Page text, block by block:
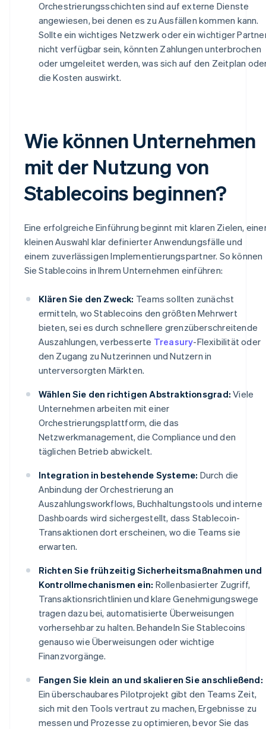
Orchestrierungsschichten sind auf externe Dienste
angewiesen, bei denen es zu Ausfällen kommen kann.
Sollte ein wichtiges Netzwerk oder ein wichtiger
nicht verfügbar sein, könnten Zahlungen unterbrochen
oder umgeleitet werden, was sich auf den Zeitplan
die Kosten auswirkt.
Wie können Unternehmen
mit der Nutzung von
Stablecoins beginnen?
Eine erfolgreiche Einführung beginnt mit klaren Zielen,
kleinen Auswahl klar definierter Anwendungsfälle und
einem zuverlässigen Implementierungspartner. So können
Sie Stablecoins in Ihrem Unternehmen einführen:
Klären Sie den Zweck: Teams sollten zunächst
ermitteln, wo Stablecoins den größten Mehrwert
bieten, sei es durch schnellere grenzüberschreitende
Auszahlungen, verbesserte Treasury-Flexibilität oder
den Zugang zu Nutzerinnen und Nutzern in
unterversorgten Märkten.
Wählen Sie den richtigen Abstraktionsgrad: Viele
Unternehmen arbeiten mit einer
Orchestrierungsplattform, die das
Netzwerkmanagement, die Compliance und den
täglichen Betrieb abwickelt.
Integration in bestehende Systeme: Durch die
Anbindung der Orchestrierung an
Auszahlungsworkflows, Buchhaltungstools und interne
Dashboards wird sichergestellt, dass Stablecoin-
Transaktionen dort erscheinen, wo die Teams sie
erwarten.
Richten Sie frühzeitig Sicherheitsmaßnahmen und
Kontrollmechanismen ein: Rollenbasierter Zugriff,
Transaktionsrichtlinien und klare Genehmigungswege
tragen dazu bei, automatisierte Überweisungen
vorhersehbar zu halten. Behandeln Sie Stablecoins
genauso wie Überweisungen oder wichtige
Finanzvorgänge.
Fangen Sie klein an und skalieren Sie anschließend:
Ein überschaubares Pilotprojekt gibt den Teams Zeit,
sich mit den Tools vertraut zu machen, Ergebnisse zu
messen und Prozesse zu optimieren, bevor Sie das